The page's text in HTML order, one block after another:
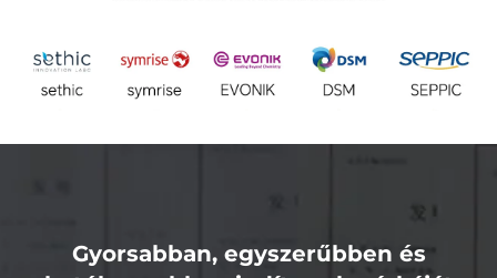
Gyorsabban, egyszerűbben és